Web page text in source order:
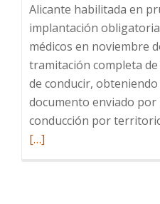
Alicante habilitada en
implantación
médicos en noviembre
tramitación completa
de conducir,
documento enviado por
conducción por
[…]